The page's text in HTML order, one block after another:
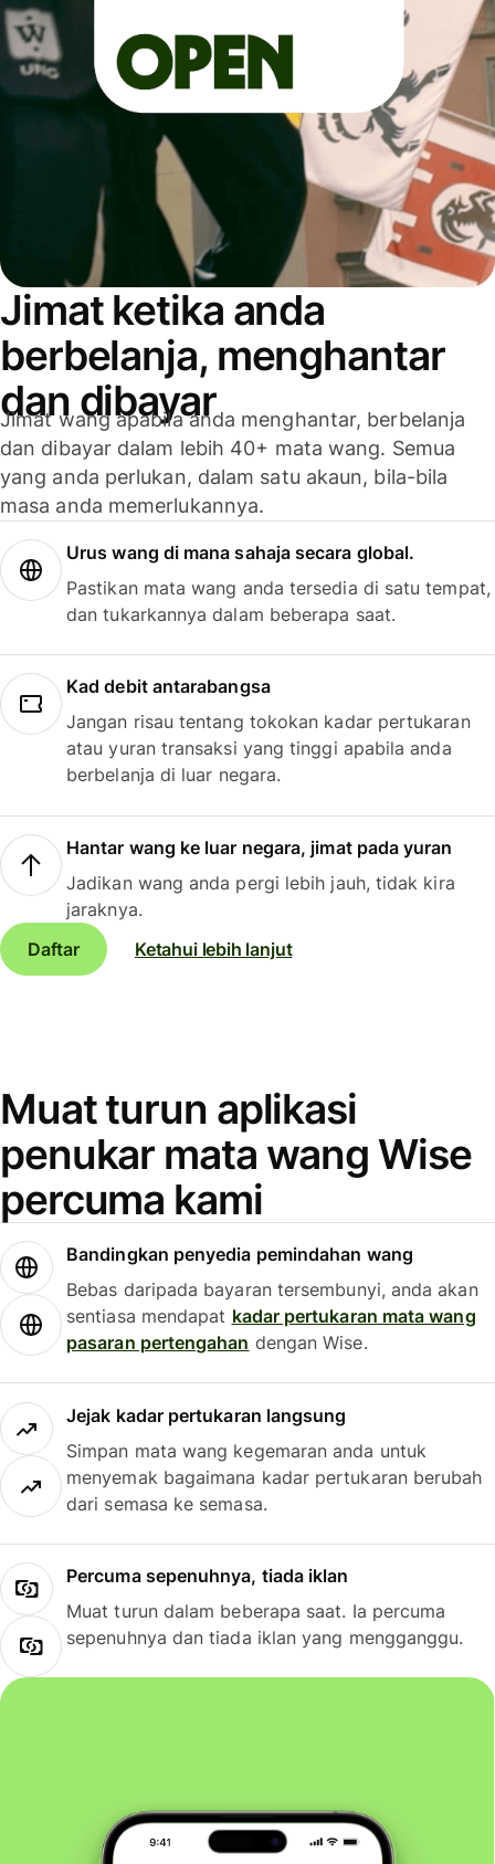
Jimat ketika anda
berbelanja, menghantar
dan dibayar
Jimat wang apabila anda menghantar, berbelanja
dan dibayar dalam lebih 40+ mata wang. Semua
yang anda perlukan, dalam satu akaun, bila-bila
masa anda memerlukannya.
Urus wang di mana sahaja secara global.
Pastikan mata wang anda tersedia di satu tempat,
dan tukarkannya dalam beberapa saat.
Kad debit antarabangsa
Jangan risau tentang tokokan kadar pertukaran
atau yuran transaksi yang tinggi apabila anda
berbelanja di luar negara.
Hantar wang ke luar negara, jimat pada yuran
Jadikan wang anda pergi lebih jauh, tidak kira
jaraknya.
Daftar
Ketahui lebih lanjut
Muat turun aplikasi
penukar mata wang Wise
percuma kami
Bandingkan penyedia pemindahan wang
Bebas daripada bayaran tersembunyi, anda akan
sentiasa mendapat kadar pertukaran mata wang
pasaran pertengahan dengan Wise.
Jejak kadar pertukaran langsung
Simpan mata wang kegemaran anda untuk
menyemak bagaimana kadar pertukaran berubah
dari semasa ke semasa.
Percuma sepenuhnya, tiada iklan
Muat turun dalam beberapa saat. Ia percuma
sepenuhnya dan tiada iklan yang mengganggu.